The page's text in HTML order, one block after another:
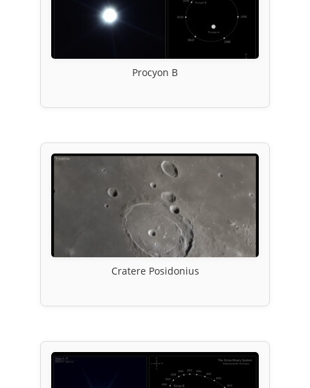
Procyon B
Cratere Posidonius